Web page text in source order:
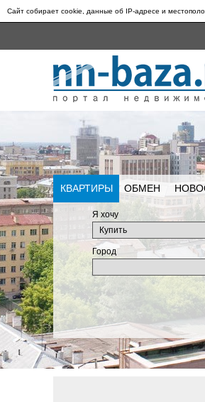
Сайт собирает cookie, данные об IP-адресе и
КВАРТИРЫ ОБМЕН
Я хочу
Город